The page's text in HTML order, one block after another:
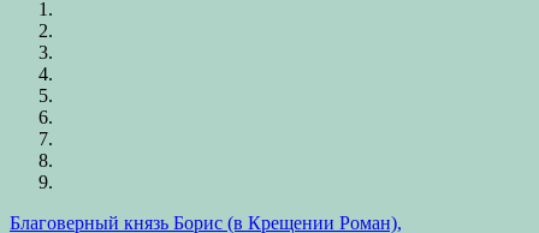
Благоверный князь Борис (в Крещении Роман),